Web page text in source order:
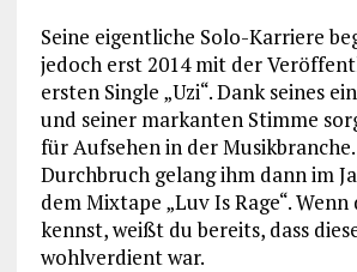
Seine eigentliche Solo-Karriere
jedoch erst 2014 mit der
ersten Single „Uzi“. Dank seines
und seiner markanten Stimme
für Aufsehen in der
Durchbruch gelang ihm dann im
dem Mixtape „Luv Is Rage“.
kennst, weißt du bereits, dass
wohlverdient war.